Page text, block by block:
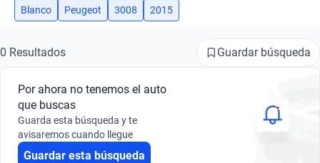
Buscá por versión
Buscá por marca
Buscá por modelo
Buscá por versión
Blanco Peugeot 3008 2015
0 Resultados Guardar búsqueda
Por ahora no tenemos el auto
que buscas
Guarda esta búsqueda y te
avisaremos cuando llegue
Guardar esta búsqueda